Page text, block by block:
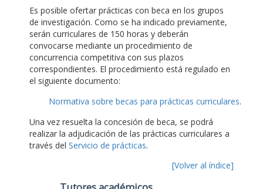
Es posible ofertar prácticas con beca en los grupos
de investigación. Como se ha indicado previamente,
serán curriculares de 150 horas y deberán
convocarse mediante un procedimiento de
concurrencia competitiva con sus plazos
correspondientes. El procedimiento está regulado en
el siguiente documento:
Normativa sobre becas para prácticas curriculares.
Una vez resuelta la concesión de beca, se podrá
realizar la adjudicación de las prácticas curriculares a
través del Servicio de prácticas.
[Volver al índice]